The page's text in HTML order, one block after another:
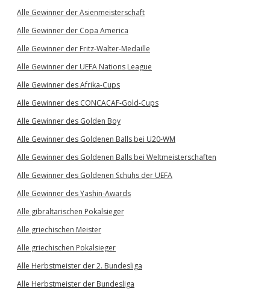
Alle Gewinner der Asienmeisterschaft
Alle Gewinner der Copa America
Alle Gewinner der Fritz-Walter-Medaille
Alle Gewinner der UEFA Nations League
Alle Gewinner des Afrika-Cups
Alle Gewinner des CONCACAF-Gold-Cups
Alle Gewinner des Golden Boy
Alle Gewinner des Goldenen Balls bei U20-WM
Alle Gewinner des Goldenen Balls bei Weltmeisterschaften
Alle Gewinner des Goldenen Schuhs der UEFA
Alle Gewinner des Yashin-Awards
Alle gibraltarischen Pokalsieger
Alle griechischen Meister
Alle griechischen Pokalsieger
Alle Herbstmeister der 2. Bundesliga
Alle Herbstmeister der Bundesliga